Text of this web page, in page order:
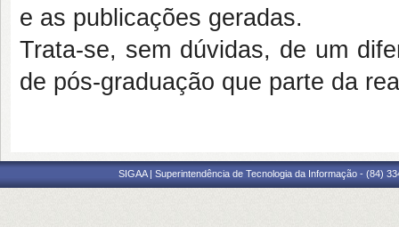
e as publicações geradas.
Trata-se, sem dúvidas, de um
de pós-graduação que parte da
SIGAA | Superintendência de Tecnologia da Informação - (84)